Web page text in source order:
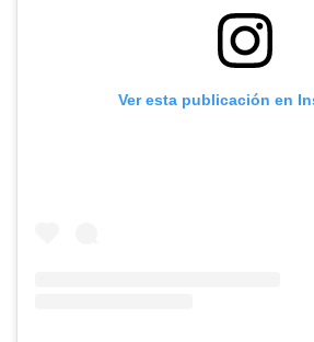
Ver esta publicación en